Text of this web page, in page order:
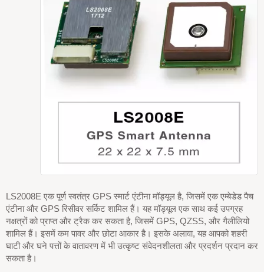
LS2008E एक पूर्ण स्वतंत्र GPS स्मार्ट एंटीना मॉड्यूल है, जिसमें एक एम्बेडेड पैच
एंटीना और GPS रिसीवर सर्किट शामिल हैं। यह मॉड्यूल एक साथ कई उपग्रह
नक्षत्रों को प्राप्त और ट्रैक कर सकता है, जिसमें GPS, QZSS, और गैलीलियो
शामिल हैं। इसमें कम पावर और छोटा आकार है। इसके अलावा, यह आपको शहरी
घाटी और घने पत्तों के वातावरण में भी उत्कृष्ट संवेदनशीलता और प्रदर्शन प्रदान कर
सकता है।